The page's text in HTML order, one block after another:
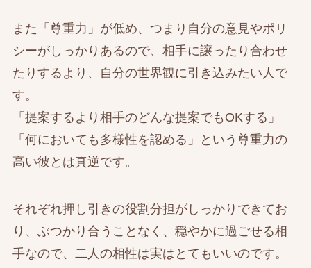
また「尊重力」が低め、つまり自分の意見やポリ
シーがしっかりあるので、相手に譲ったり合わせ
たりするより、自分の世界観に引き込みたい人で
す。
「提案するより相手のどんな提案でもOKする」
「何においても多様性を認める」という尊重力の
高い彼とは真逆です。
それぞれ押し引きの役割分担がしっかりできてお
り、ぶつかり合うことなく、穏やかに過ごせる相
手なので、二人の相性は実はとてもいいのです。